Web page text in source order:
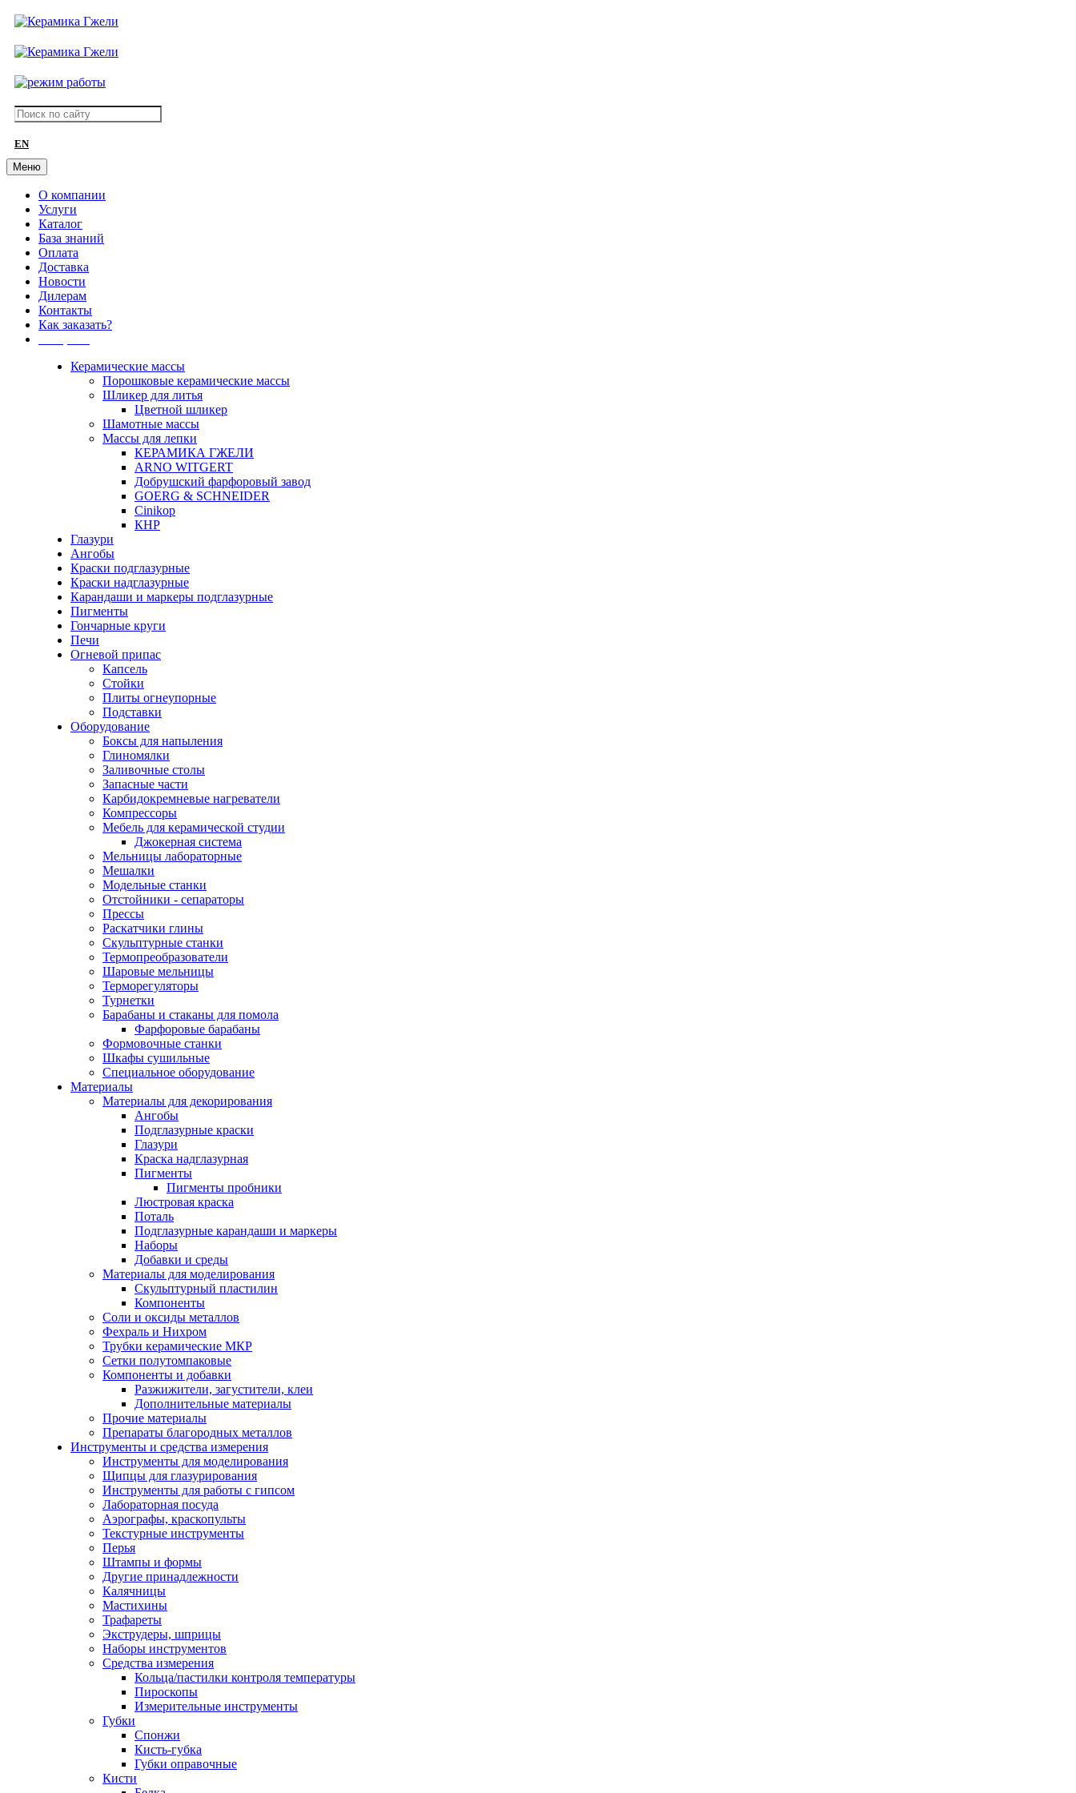
EN
Меню
О компании
Услуги
Каталог
База знаний
Оплата
Доставка
Новости
Дилерам
Контакты
Как заказать?
Керамические массы
Порошковые керамические массы
Шликер для литья
Цветной шликер
Шамотные массы
Массы для лепки
КЕРАМИКА ГЖЕЛИ
ARNO WITGERT
Добрушский фарфоровый завод
GOERG & SCHNEIDER
Cinikop
КНР
Глазури
Ангобы
Краски подглазурные
Краски надглазурные
Карандаши и маркеры подглазурные
Пигменты
Гончарные круги
Печи
Огневой припас
Капсель
Стойки
Плиты огнеупорные
Подставки
Оборудование
Боксы для напыления
Глиномялки
Заливочные столы
Запасные части
Карбидокремневые нагреватели
Компрессоры
Мебель для керамической студии
Джокерная система
Мельницы лабораторные
Мешалки
Модельные станки
Отстойники - сепараторы
Прессы
Раскатчики глины
Скульптурные станки
Термопреобразователи
Шаровые мельницы
Терморегуляторы
Турнетки
Барабаны и стаканы для помола
Фарфоровые барабаны
Формовочные станки
Шкафы сушильные
Специальное оборудование
Материалы
Материалы для декорирования
Ангобы
Подглазурные краски
Глазури
Краска надглазурная
Пигменты
Пигменты пробники
Люстровая краска
Поталь
Подглазурные карандаши и маркеры
Наборы
Добавки и среды
Материалы для моделирования
Скульптурный пластилин
Компоненты
Соли и оксиды металлов
Фехраль и Нихром
Трубки керамические МКР
Сетки полутомпаковые
Компоненты и добавки
Разжижители, загустители, клеи
Дополнительные материалы
Прочие материалы
Препараты благородных металлов
Инструменты и средства измерения
Инструменты для моделирования
Щипцы для глазурирования
Инструменты для работы с гипсом
Лабораторная посуда
Аэрографы, краскопульты
Текстурные инструменты
Перья
Штампы и формы
Другие принадлежности
Калячницы
Мастихины
Трафареты
Экструдеры, шприцы
Наборы инструментов
Средства измерения
Кольца/пастилки контроля температуры
Пироскопы
Измерительные инструменты
Губки
Спонжи
Кисть-губка
Губки оправочные
Кисти